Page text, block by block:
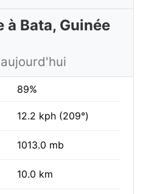
Bata, Guinée
89%
12.2 kph (209°)
1013.0 mb
10.0 km